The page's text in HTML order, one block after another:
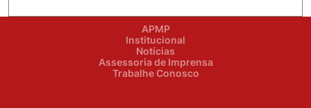
APMP
Institucional
Notícias
Assessoria de Imprensa
Trabalhe Conosco